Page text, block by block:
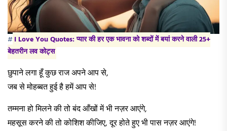
#I Love You Quotes: प्यार की हर एक भावना को शब्दों में बयां करने वाली 25+
बेहतरीन लव कोट्स
​छुपाने लगा हूँ कुछ राज अपने आप से,
जब से मोहब्बत हुई है हमें आप से! ​
​तम्मना हो मिलने की तो बंद आँखों में भी नज़र आएंगे,
महसूस करने की तो कोशिश कीजिए, दूर होते हुए भी पास नज़र आएंगे! ​